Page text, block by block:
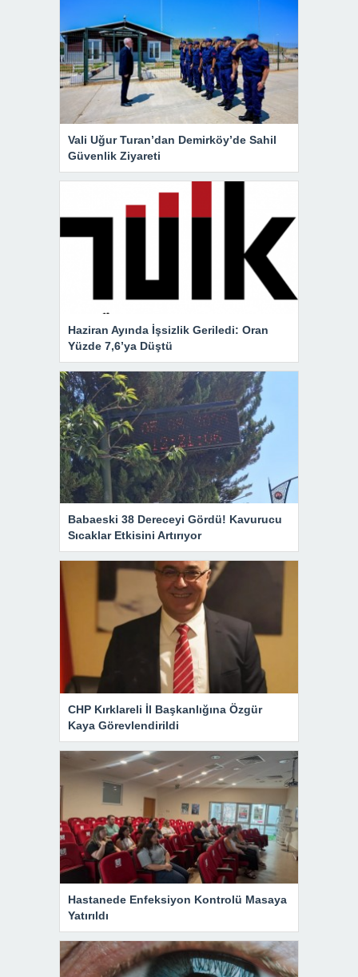
Vali Uğur Turan’dan Demirköy’de Sahil
Güvenlik Ziyareti
Haziran Ayında İşsizlik Geriledi: Oran
Yüzde 7,6’ya Düştü
Babaeski 38 Dereceyi Gördü! Kavurucu
Sıcaklar Etkisini Artırıyor
CHP Kırklareli İl Başkanlığına Özgür
Kaya Görevlendirildi
Hastanede Enfeksiyon Kontrolü Masaya
Yatırıldı